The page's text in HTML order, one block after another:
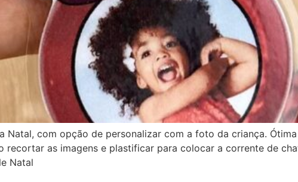
Natal, com opção de personalizar com a foto da criança.
recortar as imagens e plastificar para colocar a corrente de
Natal